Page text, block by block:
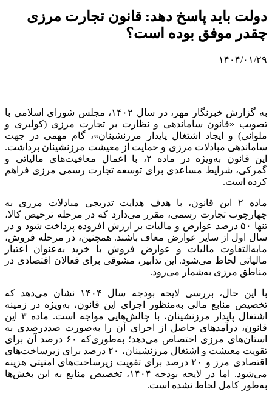
دولت باید پاسخ دهد: قانون تجارت مرزی
چقدر موفق بوده است؟
۱۴۰۴/۰۱/۲۹
به گزارش خبرنگار مهر، در سال ۱۴۰۲، مجلس شورای اسلامی با
تصویب «قانون ساماندهی و نظارت بر تجارت مرزی (کولبری و
ملوانی) و ایجاد اشتغال پایدار مرزنشینان»، گام مهمی در جهت
ساماندهی مبادلات مرزی و حمایت از معیشت مرزنشینان برداشت.
این قانون به‌ویژه در ماده ۲، با اعمال معافیت‌های مالیاتی و
گمرکی، شرایط مساعدی برای توسعه تجارت رسمی مرزی فراهم
کرده است.‌
ماده ۲ این قانون، با هدف هدایت تدریجی مبادلات مرزی به
چهارچوب تجارت رسمی، مقرر می‌دارد که در مرحله ترخیص کالا،
تنها ۵۰ درصد عوارض و مالیات بر ارزش افزوده پرداخت شود و در
سال اول از سایر عوارض معاف باشند. همچنین، در مرحله فروش،
مابه‌التفاوت مالیات و عوارض فروش با خرید به‌عنوان اعتبار
مالیاتی لحاظ می‌شود. این تدابیر، مشوقی برای فعالان اقتصادی در
مناطق مرزی به‌شمار می‌رود.
با این حال، بررسی لایحه بودجه سال ۱۴۰۴ نشان می‌دهد که
تخصیص منابع مالی به‌منظور اجرای این قانون، به‌ویژه در زمینه
اشتغال پایدار مرزنشینان، با چالش‌هایی مواجه است. ماده ۳ این
قانون، درآمدهای حاصل از اجرای آن را به‌صورت صددرصدی به
استان‌های مرزی اختصاص می‌دهد؛ به‌طوری‌که ۶۰ درصد آن برای
تقویت معیشت و اشتغال مرزنشینان، ۲۰ درصد برای زیرساخت‌های
اقتصادی مرز و ۲۰ درصد برای تقویت زیرساخت‌های امنیتی هزینه
می‌شود. اما در لایحه بودجه ۱۴۰۴، تخصیص منابع به این بخش‌ها
به‌طور کامل لحاظ نشده است.